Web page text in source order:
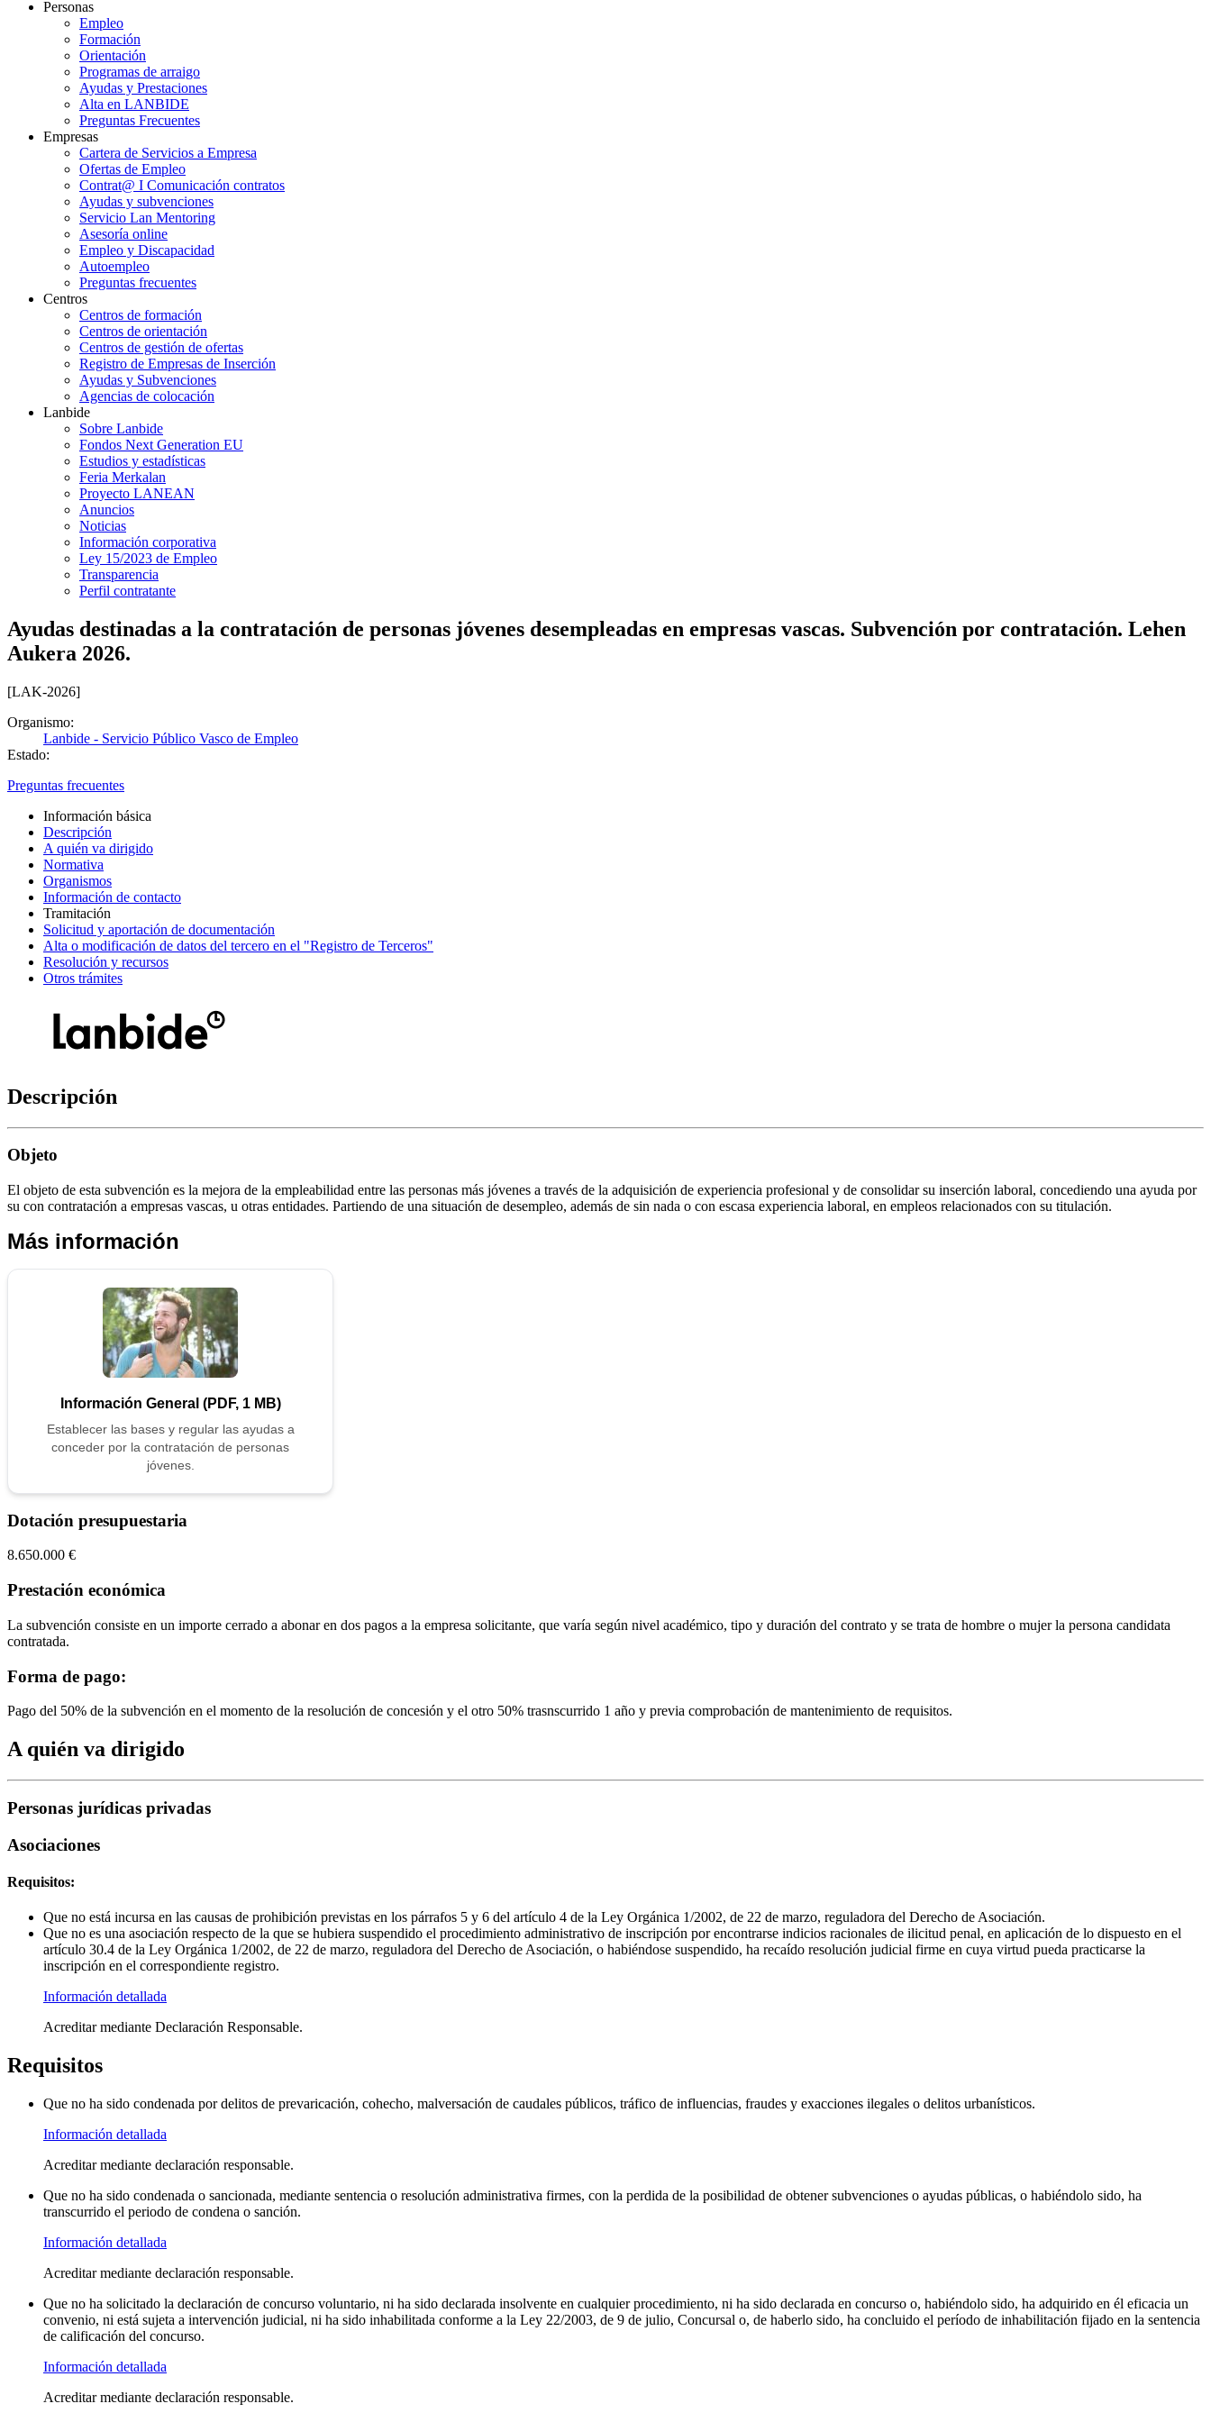
Personas
Empleo
Formación
Orientación
Programas de arraigo
Ayudas y Prestaciones
Alta en LANBIDE
Preguntas Frecuentes
Empresas
Cartera de Servicios a Empresa
Ofertas de Empleo
Contrat@ I Comunicación contratos
Ayudas y subvenciones
Servicio Lan Mentoring
Asesoría online
Empleo y Discapacidad
Autoempleo
Preguntas frecuentes
Centros
Centros de formación
Centros de orientación
Centros de gestión de ofertas
Registro de Empresas de Inserción
Ayudas y Subvenciones
Agencias de colocación
Lanbide
Sobre Lanbide
Fondos Next Generation EU
Estudios y estadísticas
Feria Merkalan
Proyecto LANEAN
Anuncios
Noticias
Información corporativa
Ley 15/2023 de Empleo
Transparencia
Perfil contratante
Ayudas destinadas a la contratación de personas jóvenes desempleadas en empresas vascas. Subvención por contratación. Lehen
Aukera 2026.
[LAK-2026]
Organismo:
Lanbide - Servicio Público Vasco de Empleo
Estado:
Preguntas frecuentes
Información básica
Descripción
A quién va dirigido
Normativa
Organismos
Información de contacto
Tramitación
Solicitud y aportación de documentación
Alta o modificación de datos del tercero en el "Registro de Terceros"
Resolución y recursos
Otros trámites
Descripción
Objeto
El objeto de esta subvención es la mejora de la empleabilidad entre las personas más jóvenes a través de la adquisición de experiencia profesional y de consolidar su inserción laboral, concediendo una ayuda por
su con contratación a empresas vascas, u otras entidades. Partiendo de una situación de desempleo, además de sin nada o con escasa experiencia laboral, en empleos relacionados con su titulación.
Más información
Información General (PDF, 1 MB)
Establecer las bases y regular las ayudas a
conceder por la contratación de personas
jóvenes.
Dotación presupuestaria
8.650.000 €
Prestación económica
La subvención consiste en un importe cerrado a abonar en dos pagos a la empresa solicitante, que varía según nivel académico, tipo y duración del contrato y se trata de hombre o mujer la persona candidata
contratada.
Forma de pago:
Pago del 50% de la subvención en el momento de la resolución de concesión y el otro 50% trasnscurrido 1 año y previa comprobación de mantenimiento de requisitos.
A quién va dirigido
Personas jurídicas privadas
Asociaciones
Requisitos:
Que no está incursa en las causas de prohibición previstas en los párrafos 5 y 6 del artículo 4 de la Ley Orgánica 1/2002, de 22 de marzo, reguladora del Derecho de Asociación.
Que no es una asociación respecto de la que se hubiera suspendido el procedimiento administrativo de inscripción por encontrarse indicios racionales de ilicitud penal, en aplicación de lo dispuesto en el
artículo 30.4 de la Ley Orgánica 1/2002, de 22 de marzo, reguladora del Derecho de Asociación, o habiéndose suspendido, ha recaído resolución judicial firme en cuya virtud pueda practicarse la
inscripción en el correspondiente registro.
Información detallada
Acreditar mediante Declaración Responsable.
Requisitos
Que no ha sido condenada por delitos de prevaricación, cohecho, malversación de caudales públicos, tráfico de influencias, fraudes y exacciones ilegales o delitos urbanísticos.
Información detallada
Acreditar mediante declaración responsable.
Que no ha sido condenada o sancionada, mediante sentencia o resolución administrativa firmes, con la perdida de la posibilidad de obtener subvenciones o ayudas públicas, o habiéndolo sido, ha
transcurrido el periodo de condena o sanción.
Información detallada
Acreditar mediante declaración responsable.
Que no ha solicitado la declaración de concurso voluntario, ni ha sido declarada insolvente en cualquier procedimiento, ni ha sido declarada en concurso o, habiéndolo sido, ha adquirido en él eficacia un
convenio, ni está sujeta a intervención judicial, ni ha sido inhabilitada conforme a la Ley 22/2003, de 9 de julio, Concursal o, de haberlo sido, ha concluido el período de inhabilitación fijado en la sentencia
de calificación del concurso.
Información detallada
Acreditar mediante declaración responsable.